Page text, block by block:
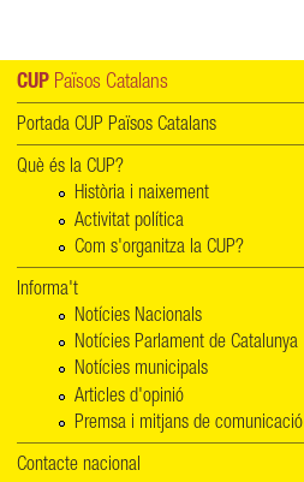
CUP Països Catalans
Portada CUP Països Catalans
Què és la CUP?
Història i naixement
Activitat política
Com s'organitza la CUP?
Informa't
Notícies Nacionals
Notícies Parlament de Catalunya
Notícies municipals
Articles d'opinió
Premsa i mitjans de comunicació
Contacte nacional